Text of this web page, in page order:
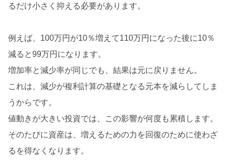
るだけ小さく抑える必要があります。
例えば、100万円が10％増えて110万円になった後に10％
減ると99万円になります。
増加率と減少率が同じでも、結果は元に戻りません。
これは、減少が複利計算の基礎となる元本を減らしてしま
うからです。
値動きが大きい投資では、この影響が何度も累積します。
そのたびに資産は、増えるための力を回復のために使わざ
るを得なくなります。